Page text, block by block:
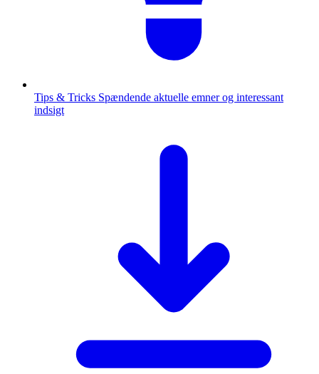
Tips & Tricks Spændende aktuelle emner og interessant
indsigt